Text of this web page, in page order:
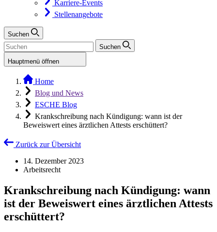
Karriere-Events
Stellenangebote
Suchen
Suchen
Hauptmenü öffnen
Home
Blog und News
ESCHE Blog
Krankschreibung nach Kündigung: wann ist der
Beweiswert eines ärztlichen Attests erschüttert?
Zurück zur Übersicht
14. Dezember 2023
Arbeitsrecht
Krankschreibung nach Kündigung: wann
ist der Beweiswert eines ärztlichen Attests
erschüttert?